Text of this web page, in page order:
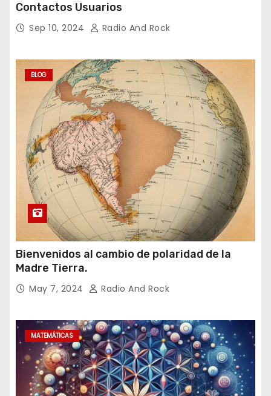
Contactos Usuarios
Sep 10, 2024 Radio And Rock
BLOG
Bienvenidos al cambio de polaridad de la
Madre Tierra.
May 7, 2024 Radio And Rock
MATEMÁTICAS